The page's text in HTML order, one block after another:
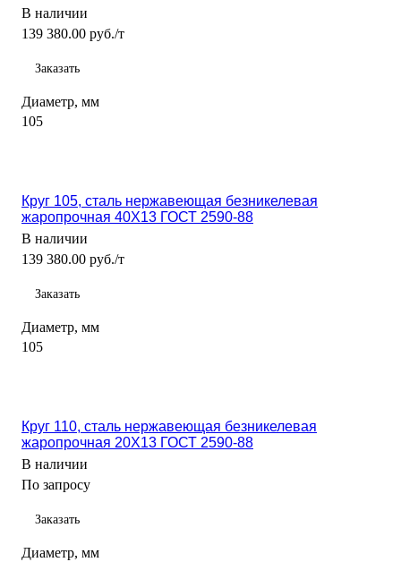
В наличии
139 380.00 руб./т
Заказать
Диаметр, мм
105
Круг 105, сталь нержавеющая безникелевая
жаропрочная 40Х13 ГОСТ 2590-88
В наличии
139 380.00 руб./т
Заказать
Диаметр, мм
105
Круг 110, сталь нержавеющая безникелевая
жаропрочная 20Х13 ГОСТ 2590-88
В наличии
По запросу
Заказать
Диаметр, мм